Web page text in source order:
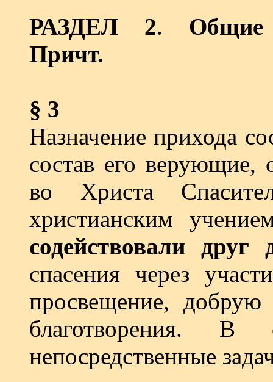
РАЗДЕЛ 2. Общие
Причт.
§ 3
Назначение прихода
состав его верующие,
во Христа
христианским
содействовали друг
спасения через
просвещение, добрую
благотворения.
непосредственные